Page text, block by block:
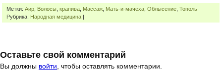
Метки: Аир Волосы крапива Массаж Мать-и-мачеха Облысение Тополь
Рубрика: Народная медицина |
Оставьте свой комментарий
Вы должны войти , чтобы оставлять комментарии.